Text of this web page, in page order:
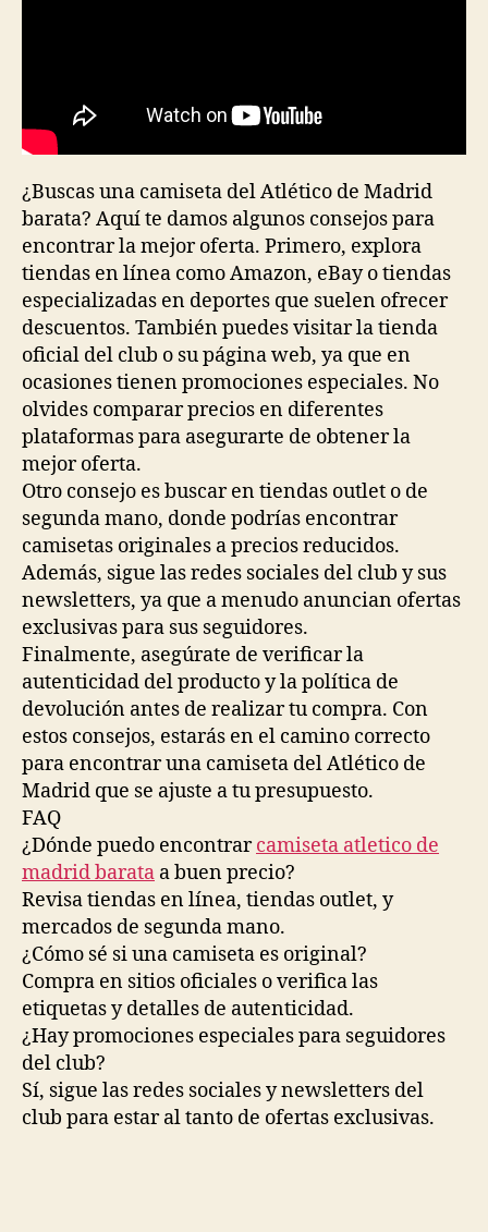
¿Buscas una camiseta del Atlético de Madrid
barata? Aquí te damos algunos consejos para
encontrar la mejor oferta. Primero, explora
tiendas en línea como Amazon, eBay o tiendas
especializadas en deportes que suelen ofrecer
descuentos. También puedes visitar la tienda
oficial del club o su página web, ya que en
ocasiones tienen promociones especiales. No
olvides comparar precios en diferentes
plataformas para asegurarte de obtener la
mejor oferta.
Otro consejo es buscar en tiendas outlet o de
segunda mano, donde podrías encontrar
camisetas originales a precios reducidos.
Además, sigue las redes sociales del club y sus
newsletters, ya que a menudo anuncian ofertas
exclusivas para sus seguidores.
Finalmente, asegúrate de verificar la
autenticidad del producto y la política de
devolución antes de realizar tu compra. Con
estos consejos, estarás en el camino correcto
para encontrar una camiseta del Atlético de
Madrid que se ajuste a tu presupuesto.
FAQ
¿Dónde puedo encontrarcamiseta atletico de
madrid barata a buen precio?
Revisa tiendas en línea, tiendas outlet, y
mercados de segunda mano.
¿Cómo sé si una camiseta es original?
Compra en sitios oficiales o verifica las
etiquetas y detalles de autenticidad.
¿Hay promociones especiales para seguidores
del club?
Sí, sigue las redes sociales y newsletters del
club para estar al tanto de ofertas exclusivas.